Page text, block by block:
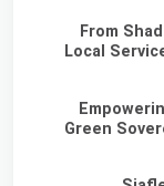
From
Local
Green